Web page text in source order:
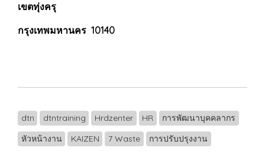
เขตทุ่งครุ
กรุงเทพมหานคร 10140
dtn dtntraining Hrdzenter HR
การพัฒนาบุคคลากร
หัวหน้างาน
KAIZEN 7 Waste การปรับปรุงงาน